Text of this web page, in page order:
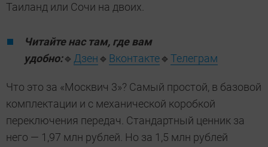
Таиланд или Сочи на двоих.
Читайте нас там, где вам
удобно:🔹 Дзен 🔹 Вконтакте🔹 Телеграм
Что это за «Москвич 3»? Самый простой, в базовой
комплектации и с механической коробкой
переключения передач. Стандартный ценник за
него — 1,97 млн рублей. Но за 1,5 млн рублей